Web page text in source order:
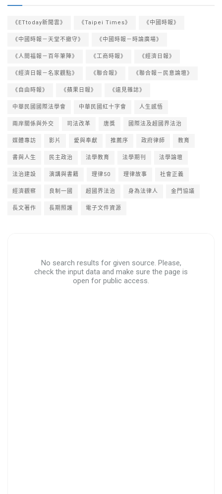
《ETtoday新聞雲》 《Taipei Times》 《中國時報》
《中國時報－天堂不撤守》 《中國時報－時論廣場》
《人間福報－百年筆陣》 《工商時報》 《經濟日報》
《經濟日報－名家觀點》 《聯合報》 《聯合報－民意論壇》
《自由時報》 《蘋果日報》 《遠見雜誌》
中華民國國際法學會 中華民國紅十字會 人生感悟
兩岸關係與外交 司法改革 唐獎 國際法及超國界法治
媒體專訪 影片 愛與奉獻 推薦序 政府律師 教育
書與人生 民主政治 法學教育 法學期刊 法學論壇
法治建設 演講與書籍 理律50 理律故事 社會正義
經濟觀察 良制一國 超國界法治 身為法律人 金門協議
長文著作 長期照護 電子文件資源
No search results for given source. Please,
check the input data and make sure the page is
open for public access.